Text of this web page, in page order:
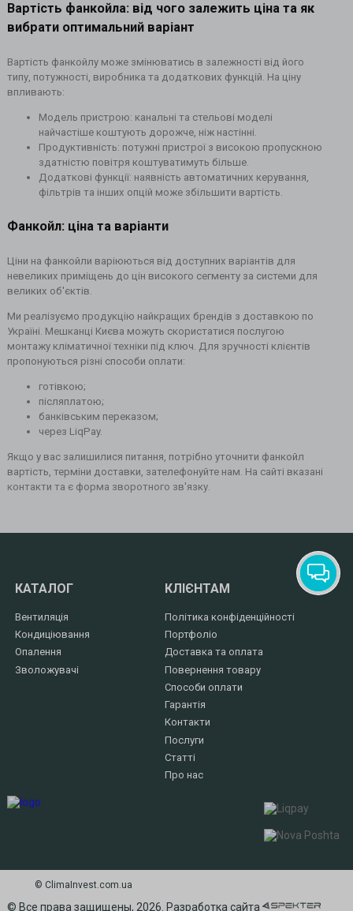
Вартість фанкойла: від чого залежить ціна та як
вибрати оптимальний варіант
Вартість фанкойлу може змінюватись в залежності від його
типу, потужності, виробника та додаткових функцій. На ціну
впливають:
Модель пристрою: канальні та стельові моделі
найчастіше коштують дорожче, ніж настінні.
Продуктивність: потужні пристрої з високою пропускною
здатністю повітря коштуватимуть більше.
Додаткові функції: наявність автоматичних керування,
фільтрів та інших опцій може збільшити вартість.
Фанкойл: ціна та варіанти
Ціни на фанкойли варіюються від доступних варіантів для
невеликих приміщень до цін високого сегменту за системи для
великих об'єктів.
Ми реалізуємо продукцію найкращих брендів з доставкою по
Україні. Мешканці Києва можуть скористатися послугою
монтажу кліматичної техніки під ключ. Для зручності клієнтів
пропонуються різні способи оплати:
готівкою;
післяплатою;
банківським переказом;
через LiqPay.
Якщо у вас залишилися питання, потрібно уточнити фанкойл
вартість, терміни доставки, зателефонуйте нам. На сайті вказані
контакти та є форма зворотного зв'язку.
КАТАЛОГ
Вентиляція
Кондиціювання
Опалення
Зволожувачі
КЛІЄНТАМ
Політика конфіденційності
Портфоліо
Доставка та оплата
Повернення товару
Способи оплати
Гарантія
Контакти
Послуги
Статті
Про нас
© СlimaInvest.com.ua
© Все права защищены, 2026. Разработка сайта